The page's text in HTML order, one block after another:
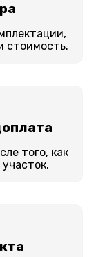
стоимость.
того, как